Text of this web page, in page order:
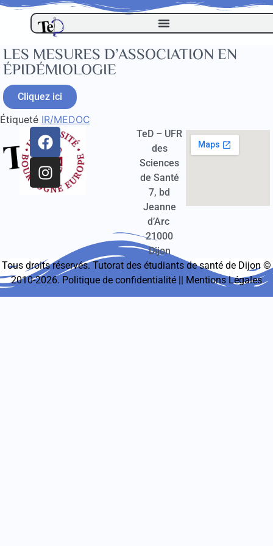
LES MESURES D’ASSOCIATION EN
ÉPIDÉMIOLOGIE
Cliquez ici
Étiqueté IR/MEDOC
TeD – UFR
des
Sciences
de Santé
7, bd
Jeanne
d’Arc
21000
Dijon
Tous droits réservés. Tutorat des étudiants de santé de Dijon ©
2010-2026. Politique de confidentialité || Mentions Légales